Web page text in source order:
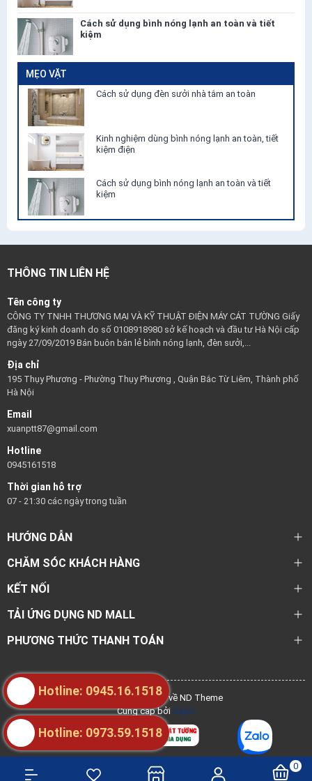
0
Cách sử dụng bình nóng lạnh an toàn và tiết
kiệm
MẸO VẶT
Cách sử dụng đèn sưởi nhà tắm an toàn
Kinh nghiệm dùng bình nóng lạnh an toàn, tiết
kiệm điện
Cách sử dụng bình nóng lạnh an toàn và tiết
kiệm
THÔNG TIN LIÊN HỆ
Tên công ty
CÔNG TY TNHH THƯƠNG MẠI VÀ KỸ THUẬT ĐIỆN MÁY CÁT TƯỜNG Giấy
đăng ký kinh doanh do số 0108918980 sở kế hoạch và đầu tư Hà Nội cấp
ngày 27/09/2019 Bán buôn bán lẻ bình nóng lạnh, đèn sưởi,...
Địa chỉ
195 Thụy Phương - Phường Thụy Phương , Quận Bắc Từ Liêm, Thành phố
Hà Nội
Email
xuanptt87@gmail.com
Hotline
0945161518
Thời gian hỗ trợ
07 - 21:30 các ngày trong tuần
HƯỚNG DẪN
CHĂM SÓC KHÁCH HÀNG
KẾT NỐI
TẢI ỨNG DỤNG ND MALL
PHƯƠNG THỨC THANH TOÁN
@ Bản quyền thuộc về ND Theme
Cung cấp bởi Sapo
Hotline: 0973.59.1518
Hotline: 0945.16.1518